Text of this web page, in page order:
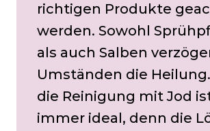
richtigen Produkte
werden. Sowohl
als auch Salben
Umständen die
die Reinigung mit Jod
immer ideal, denn die